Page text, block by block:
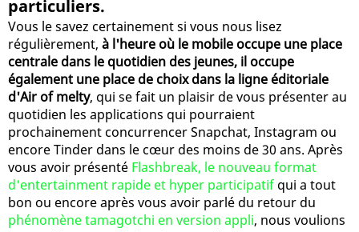
particuliers.
Vous le savez certainement si vous nous lisez
régulièrement, à l'heure où le mobile occupe une place
centrale dans le quotidien des jeunes, il occupe
également une place de choix dans la ligne éditoriale
d'Air of melty, qui se fait un plaisir de vous présenter au
quotidien les applications qui pourraient
prochainement concurrencer Snapchat, Instagram ou
encore Tinder dans le cœur des moins de 30 ans. Après
vous avoir présenté Flashbreak, le nouveau format
d'entertainment rapide et hyper participatif qui a tout
bon ou encore après vous avoir parlé du retour du
phénomène tamagotchi en version appli, nous voulions